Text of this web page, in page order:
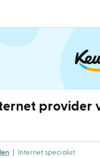
provider
Internet specialist